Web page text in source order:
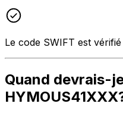
Le code SWIFT est
Quand devrais-